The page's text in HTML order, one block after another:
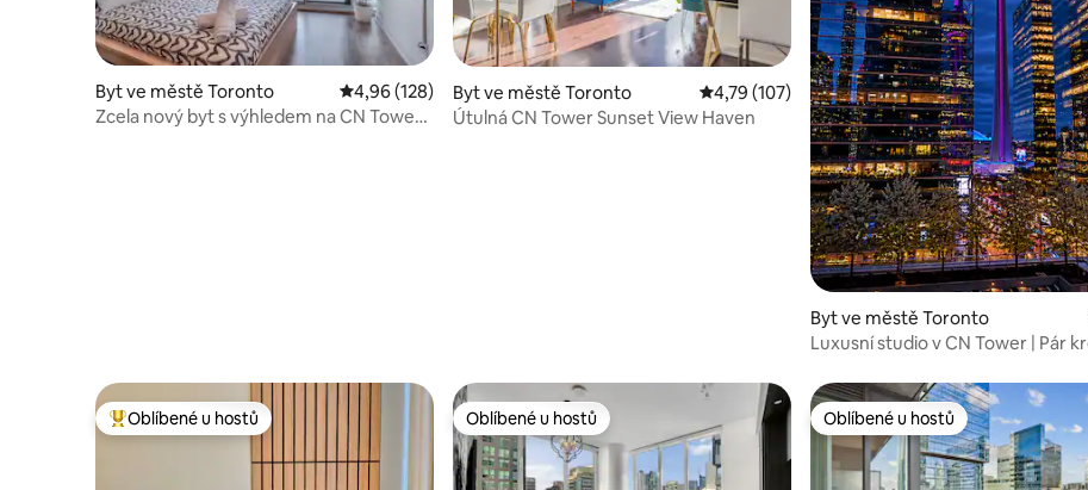
Byt ve městě Toronto Průměrné hodnocení 4,96 z 5, 128 hodnocení
4,96 (128)
Zcela nový byt s výhledem na CN Tower
Byt ve městě Toronto Průměrné hodnocení 4,79 z 5, 107 hodnocení
4,79 (107)
Útulná CN Tower Sunset View Haven
Byt ve městě Toronto
Luxusní studio v CN Tower | Pár
Nejlepší v kategorii Oblíbené u hostů
Oblíbené u hostů Oblíbené u hostů
Oblíbené u hostů Oblíbené u hostů
Oblíbené u hostů